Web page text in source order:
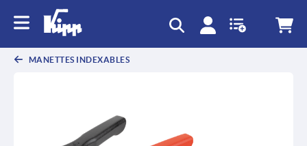
MANETTES INDEXABLES